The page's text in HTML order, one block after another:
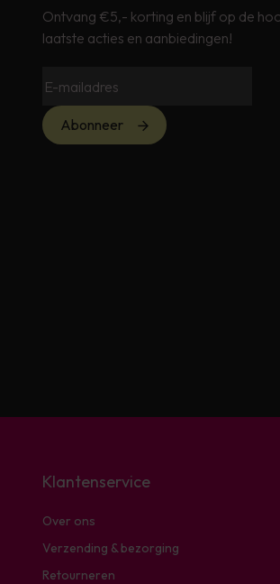
Ontvang €5,- korting en blijf op de
laatste acties en aanbiedingen!
Abonneer
Klantenservice
Over ons
Verzending & bezorging
Retourneren